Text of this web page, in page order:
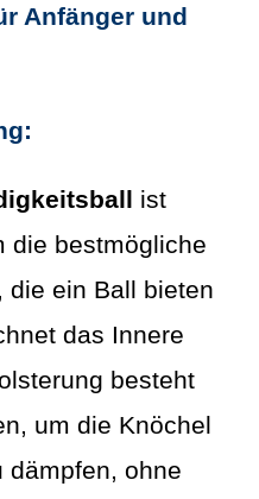
Anfänger und
ist
die bestmögliche
die ein Ball bieten
das Innere
besteht
um die Knöchel
dämpfen, ohne